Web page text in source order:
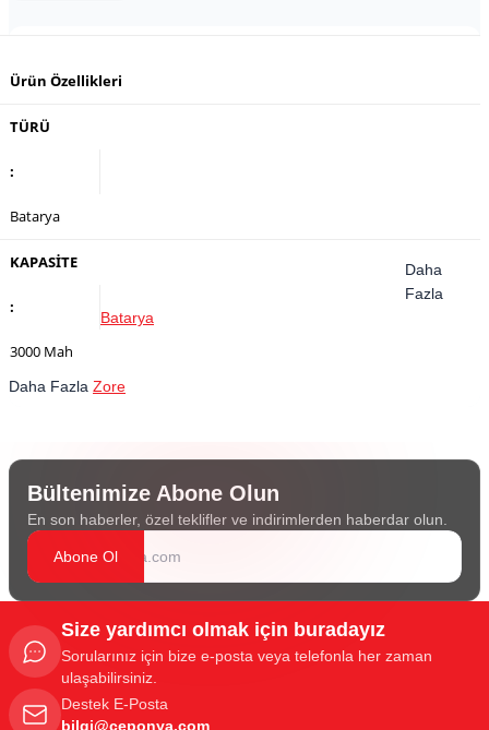
Ürün Özellikleri
TÜRÜ
:
Batarya
KAPASİTE
:
3000 Mah
Daha
Fazla
Batarya
Daha Fazla Zore
Bültenimize Abone Olun
En son haberler, özel teklifler ve indirimlerden haberdar olun.
Abone Ol
Size yardımcı olmak için buradayız
Sorularınız için bize e-posta veya telefonla her zaman
ulaşabilirsiniz.
Destek E-Posta
bilgi@ceponya.com